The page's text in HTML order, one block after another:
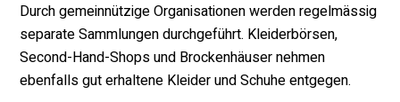
Durch gemeinnützige Organisationen werden regelmässig
separate Sammlungen durchgeführt. Kleiderbörsen,
Second-Hand-Shops und Brockenhäuser nehmen
ebenfalls gut erhaltene Kleider und Schuhe entgegen.